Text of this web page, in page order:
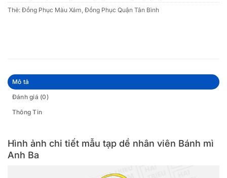
Thẻ: Đồng Phục Màu Xám, Đồng Phục Quận Tân Bình
Mô tả
Đánh giá (0)
Thông Tin
Hình ảnh chi tiết mẫu tạp dề nhân viên Bánh mì
Anh Ba